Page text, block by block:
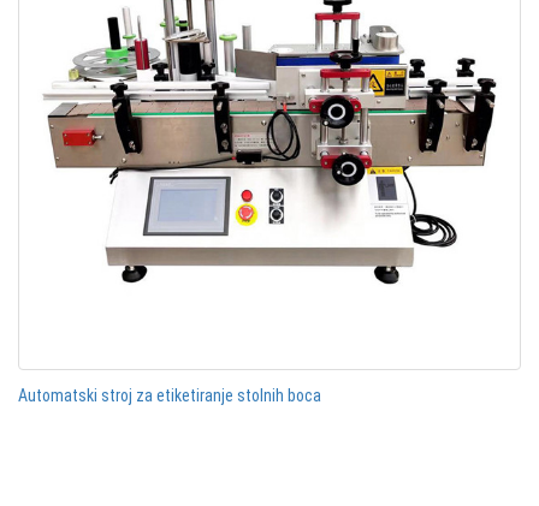
Automatski stroj za etiketiranje stolnih boca